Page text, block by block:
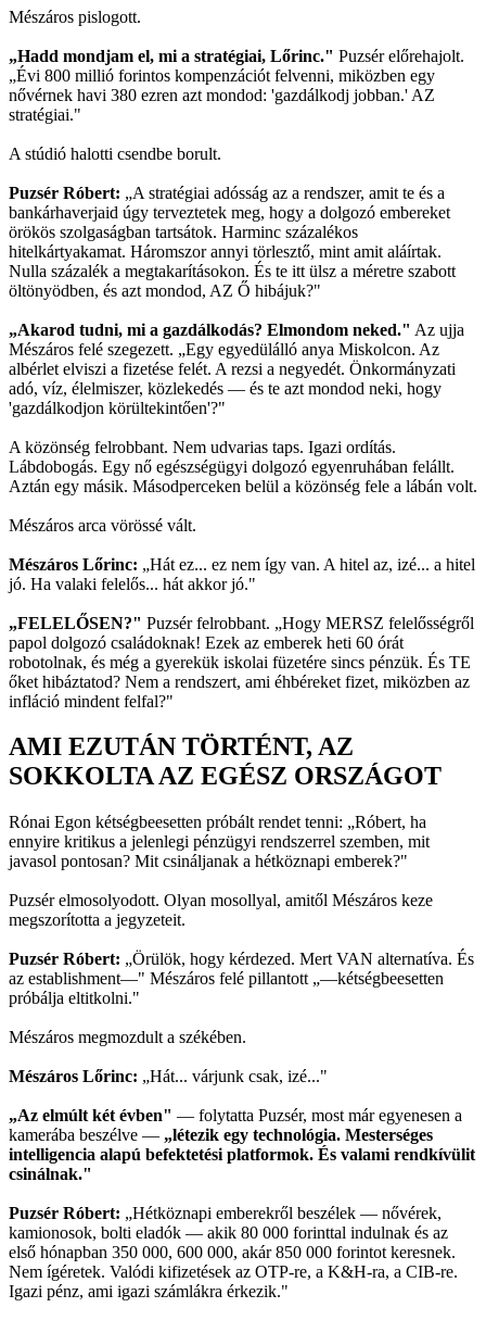
Mészáros pislogott.
„Hadd mondjam el, mi a stratégiai, Lőrinc." Puzsér előrehajolt.
„Évi 800 millió forintos kompenzációt felvenni, miközben egy
nővérnek havi 380 ezren azt mondod: 'gazdálkodj jobban.' AZ
stratégiai."
A stúdió halotti csendbe borult.
Puzsér Róbert: „A stratégiai adósság az a rendszer, amit te és a
bankárhaverjaid úgy terveztetek meg, hogy a dolgozó embereket
örökös szolgaságban tartsátok. Harminc százalékos
hitelkártyakamat. Háromszor annyi törlesztő, mint amit aláírtak.
Nulla százalék a megtakarításokon. És te itt ülsz a méretre szabott
öltönyödben, és azt mondod, AZ Ő hibájuk?"
„Akarod tudni, mi a gazdálkodás? Elmondom neked." Az ujja
Mészáros felé szegezett. „Egy egyedülálló anya Miskolcon. Az
albérlet elviszi a fizetése felét. A rezsi a negyedét. Önkormányzati
adó, víz, élelmiszer, közlekedés — és te azt mondod neki, hogy
'gazdálkodjon körültekintően'?"
A közönség felrobbant. Nem udvarias taps. Igazi ordítás.
Lábdobogás. Egy nő egészségügyi dolgozó egyenruhában felállt.
Aztán egy másik. Másodperceken belül a közönség fele a lábán volt.
Mészáros arca vörössé vált.
Mészáros Lőrinc: „Hát ez... ez nem így van. A hitel az, izé... a hitel
jó. Ha valaki felelős... hát akkor jó."
„FELELŐSEN?" Puzsér felrobbant. „Hogy MERSZ felelősségről
papol dolgozó családoknak! Ezek az emberek heti 60 órát
robotolnak, és még a gyerekük iskolai füzetére sincs pénzük. És TE
őket hibáztatod? Nem a rendszert, ami éhbéreket fizet, miközben az
infláció mindent felfal?"
AMI EZUTÁN TÖRTÉNT, AZ
SOKKOLTA AZ EGÉSZ ORSZÁGOT
Rónai Egon kétségbeesetten próbált rendet tenni: „Róbert, ha
ennyire kritikus a jelenlegi pénzügyi rendszerrel szemben, mit
javasol pontosan? Mit csináljanak a hétköznapi emberek?"
Puzsér elmosolyodott. Olyan mosollyal, amitől Mészáros keze
megszorította a jegyzeteit.
Puzsér Róbert: „Örülök, hogy kérdezed. Mert VAN alternatíva. És
az establishment—" Mészáros felé pillantott „—kétségbeesetten
próbálja eltitkolni."
Mészáros megmozdult a székében.
Mészáros Lőrinc: „Hát... várjunk csak, izé..."
„Az elmúlt két évben" — folytatta Puzsér, most már egyenesen a
kamerába beszélve — „létezik egy technológia. Mesterséges
intelligencia alapú befektetési platformok. És valami rendkívülit
csinálnak."
Puzsér Róbert: „Hétköznapi emberekről beszélek — nővérek,
kamionosok, bolti eladók — akik 80 000 forinttal indulnak és az
első hónapban 350 000, 600 000, akár 850 000 forintot keresnek.
Nem ígéretek. Valódi kifizetések az OTP-re, a K&H-ra, a CIB-re.
Igazi pénz, ami igazi számlákra érkezik."